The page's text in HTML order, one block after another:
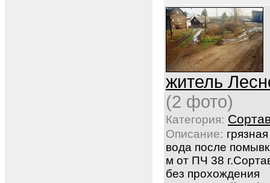
житель
(2 фото)
Категория:
Описание: грязная
вода после
м от ПЧ 38
без прохождения